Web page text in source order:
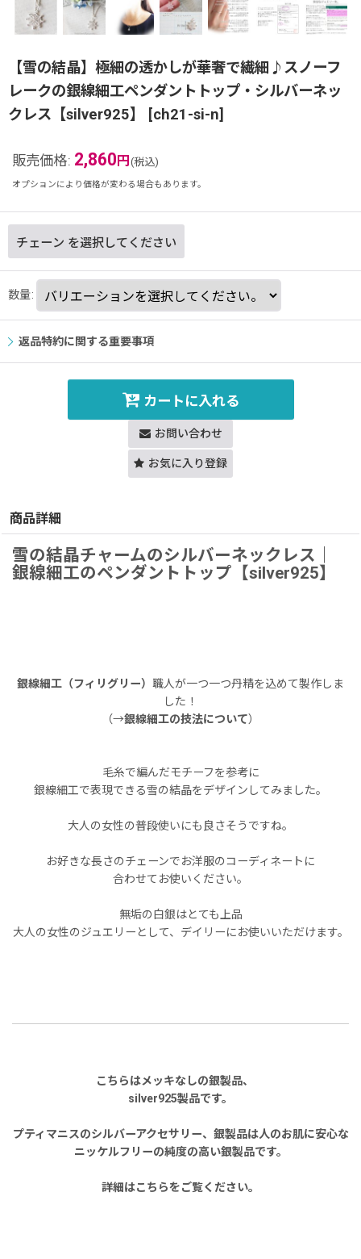
【雪の結晶】極細の透かしが華奢で繊細♪スノーフ
レークの銀線細工ペンダントトップ・シルバーネッ
クレス【silver925】
[ch21-si-n]
販売価格: 2,860 円 (税込)
オプションにより価格が変わる場合もあります。
チェーン を選択してください
数量:
返品特約に関する重要事項
カートに入れる
お問い合わせ
お気に入り登録
商品詳細
雪の結晶チャームのシルバーネックレス｜
銀線細工のペンダントトップ【silver925】
銀線細工（フィリグリー） 職人が一つ一つ丹精を込めて製作しま
した！
（→銀線細工の技法について）
毛糸で編んだモチーフを参考に
銀線細工で表現できる雪の結晶をデザインしてみました。
大人の女性の普段使いにも良さそうですね。
お好きな長さのチェーンでお洋服のコーディネートに
合わせてお使いください。
無垢の白銀はとても上品
大人の女性のジュエリーとして、デイリーにお使いいただけます。
こちらはメッキなしの銀製品、
silver925製品です。
プティマニスのシルバーアクセサリー、銀製品は人のお肌に安心な
ニッケルフリーの純度の高い銀製品です。
詳細はこちらをご覧ください。